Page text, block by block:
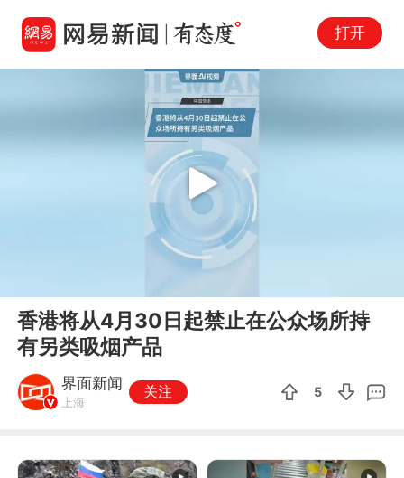
打开
Play
香港将从4月30日起禁止在公众场所持
有另类吸烟产品
界面新闻
上海
关注 5